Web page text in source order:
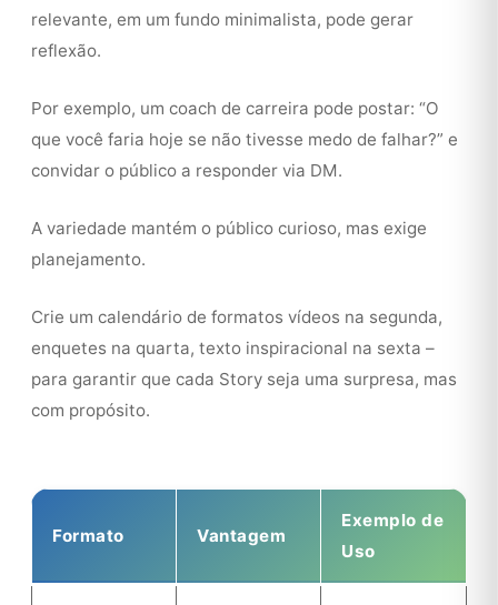
relevante, em um fundo minimalista, pode gerar
reflexão.
Por exemplo, um coach de carreira pode postar: “O
que você faria hoje se não tivesse medo de falhar?” e
convidar o público a responder via DM.
A variedade mantém o público curioso, mas exige
planejamento.
Crie um calendário de formatos vídeos na segunda,
enquetes na quarta, texto inspiracional na sexta –
para garantir que cada Story seja uma surpresa, mas
com propósito.
Formato Vantagem
Exemplo de
Uso